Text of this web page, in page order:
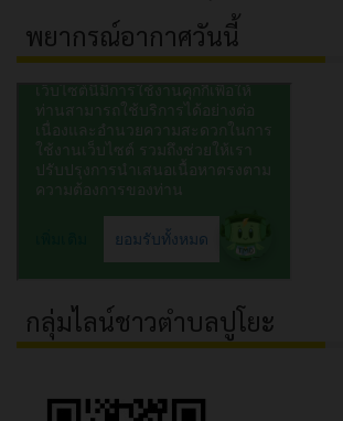
พยากรณ์อากาศวันนี้
กลุ่มไลน์ชาวตำบลปูโยะ